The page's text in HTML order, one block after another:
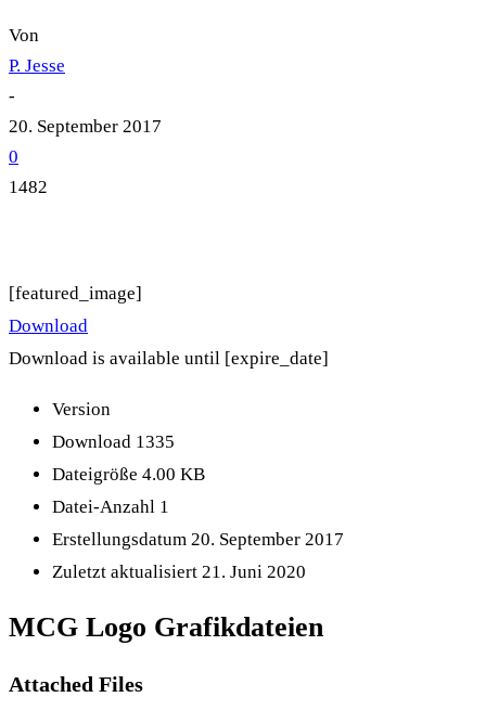
Von
P. Jesse
-
20. September 2017
0
1482
[featured_image]
Download
Download is available until [expire_date]
Version
Download 1335
Dateigröße 4.00 KB
Datei-Anzahl 1
Erstellungsdatum 20. September 2017
Zuletzt aktualisiert 21. Juni 2020
MCG Logo Grafikdateien
Attached Files